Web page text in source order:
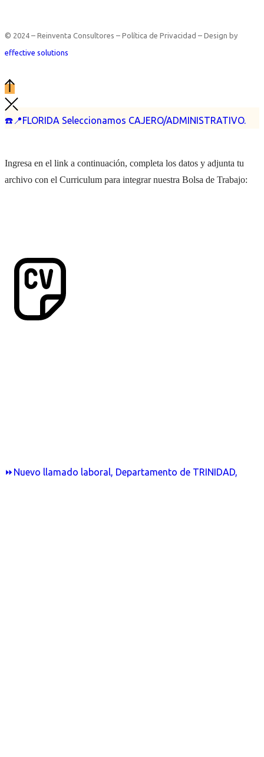
☎️📍FLORIDA Seleccionamos CAJERO/ADMINISTRATIVO.
⏩Nuevo llamado laboral, Departamento de TRINIDAD,
© 2024 – Reinventa Consultores – Política de Privacidad – Design by
effective solutions
Ingresa en el link a continuación, completa los datos y adjunta tu
archivo con el Curriculum para integrar nuestra Bolsa de Trabajo: